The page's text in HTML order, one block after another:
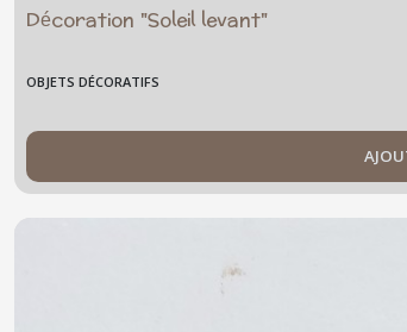
Décoration "Soleil levant"
OBJETS DÉCORATIFS